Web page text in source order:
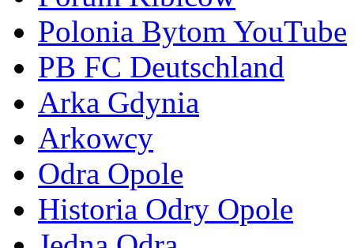
Polonia Bytom YouTube
PB FC Deutschland
Arka Gdynia
Arkowcy
Odra Opole
Historia Odry Opole